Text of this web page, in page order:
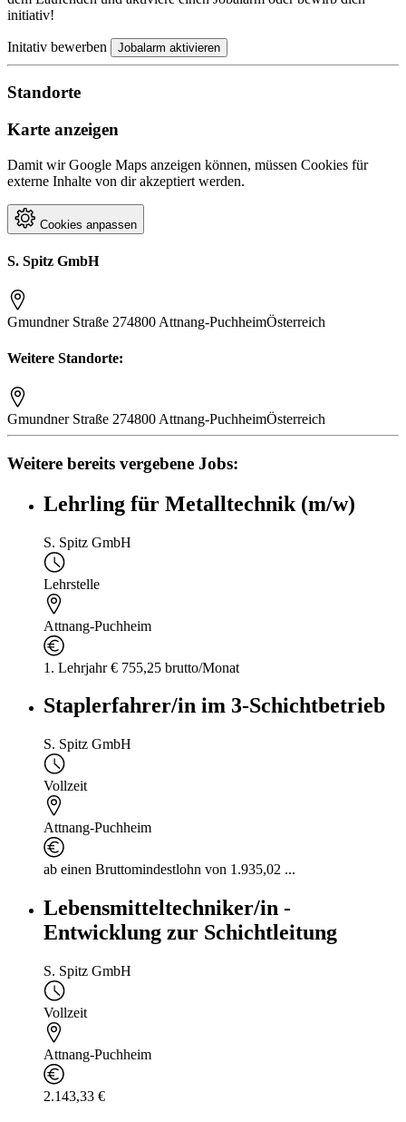
initiativ!
Initativ bewerben Jobalarm aktivieren
Standorte
Karte anzeigen
Damit wir Google Maps anzeigen können, müssen Cookies für
externe Inhalte von dir akzeptiert werden.
Cookies anpassen
S. Spitz GmbH
Gmundner Straße 274800 Attnang-PuchheimÖsterreich
Weitere Standorte:
Gmundner Straße 274800 Attnang-PuchheimÖsterreich
Weitere bereits vergebene Jobs:
Lehrling für Metalltechnik (m/w)
S. Spitz GmbH
Lehrstelle
Attnang-Puchheim
1. Lehrjahr € 755,25 brutto/Monat
Staplerfahrer/in im 3-Schichtbetrieb
S. Spitz GmbH
Vollzeit
Attnang-Puchheim
ab einen Bruttomindestlohn von 1.935,02 ...
Lebensmitteltechniker/in -
Entwicklung zur Schichtleitung
S. Spitz GmbH
Vollzeit
Attnang-Puchheim
2.143,33 €